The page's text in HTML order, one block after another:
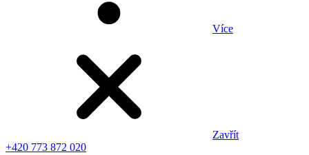
Více
Zavřít
+420 773 872 020